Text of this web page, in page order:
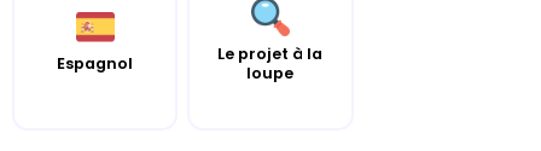
Espagnol
Le projet à la
loupe